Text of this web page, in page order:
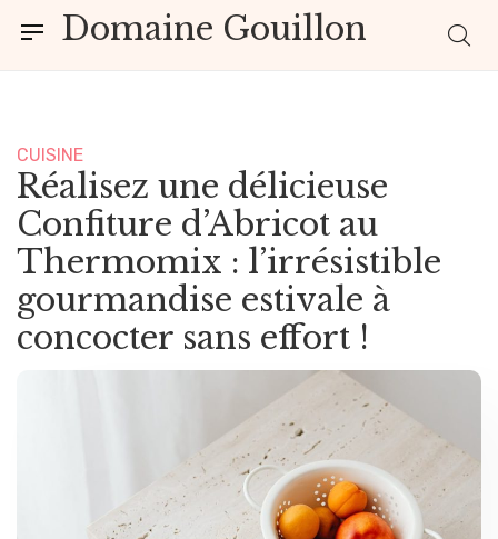
Domaine Gouillon
CUISINE
Réalisez une délicieuse
Confiture d’Abricot au
Thermomix : l’irrésistible
gourmandise estivale à
concocter sans effort !